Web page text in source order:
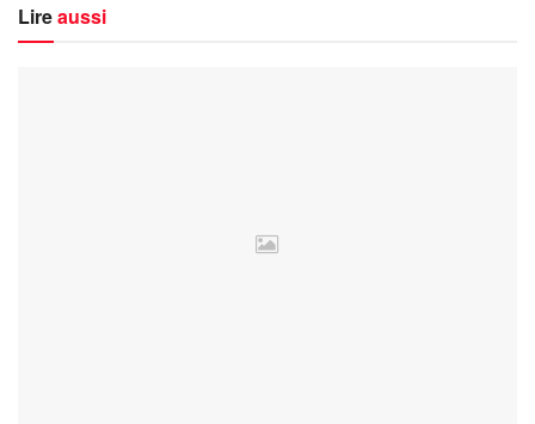
Lireaussi